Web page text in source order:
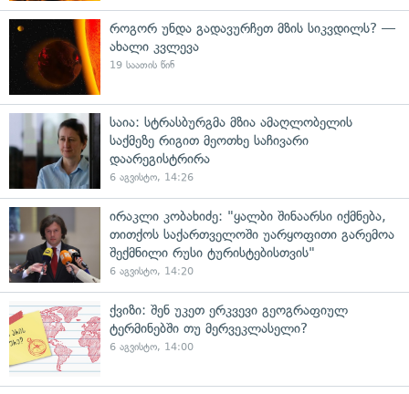
როგორ უნდა გადავურჩეთ მზის სიკვდილს? —
ახალი კვლევა
19 საათის წინ
საია: სტრასბურგმა მზია ამაღლობელის
საქმეზე რიგით მეოთხე საჩივარი
დაარეგისტრირა
6 აგვისტო, 14:26
ირაკლი კობახიძე: "ყალბი შინაარსი იქმნება,
თითქოს საქართველოში უარყოფითი გარემოა
შექმნილი რუსი ტურისტებისთვის"
6 აგვისტო, 14:20
ქვიზი: შენ უკეთ ერკვევი გეოგრაფიულ
ტერმინებში თუ მერვეკლასელი?
6 აგვისტო, 14:00